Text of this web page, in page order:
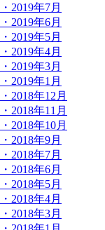
・2019年7月
・2019年6月
・2019年5月
・2019年4月
・2019年3月
・2019年1月
・2018年12月
・2018年11月
・2018年10月
・2018年9月
・2018年7月
・2018年6月
・2018年5月
・2018年4月
・2018年3月